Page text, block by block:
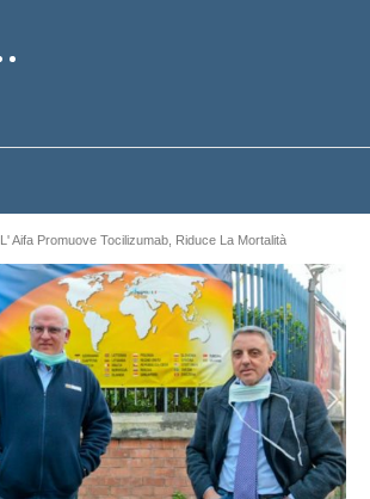
L' Aifa Promuove Tocilizumab, Riduce La Mortalità